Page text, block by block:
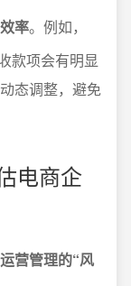
率。例如，
款项会有明显
态调整，避免
电商企
营管理的“风